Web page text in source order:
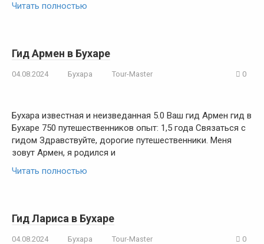
Читать полностью
Гид Армен в Бухаре
04.08.2024 Бухара Tour-Master 0
Бухара известная и неизведанная 5.0 Ваш гид Армен гид в
Бухаре 750 путешественников опыт: 1,5 года Связаться с
гидом Здравствуйте, дорогие путешественники. Меня
зовут Армен, я родился и
Читать полностью
Гид Лариса в Бухаре
04.08.2024 Бухара Tour-Master 0